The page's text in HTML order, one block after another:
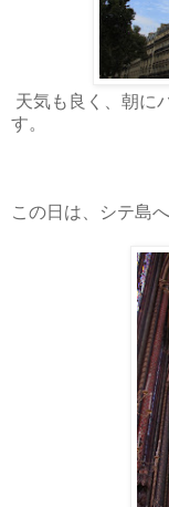
天気も良く、朝に
す。
この日は、シテ島へ